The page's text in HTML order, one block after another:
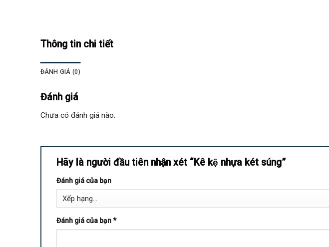
Thông tin chi tiết
ĐÁNH GIÁ (0)
Đánh giá
Chưa có đánh giá nào.
Hãy là người đầu tiên nhận xét “Kê kệ nhựa két súng”
Đánh giá của bạn
Đánh giá của bạn*